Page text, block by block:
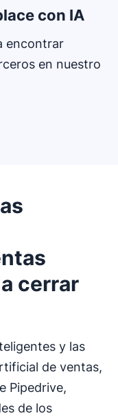
con IA
encontrar
en nuestro
ventana
cerrar
y las
de ventas,
Pipedrive,
de los